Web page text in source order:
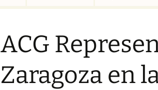
Producto
Producto
ACG
Zaragoza en